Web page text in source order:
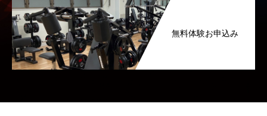
無料体験お申込み